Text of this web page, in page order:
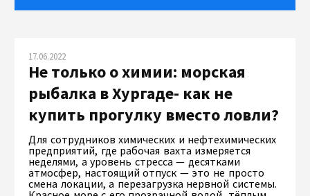
17.06.2022
Не только о химии: морская
рыбалка в Хургаде- как не
купить прогулку вместо ловли?
Для сотрудников химических и нефтехимических
предприятий, где рабочая вахта измеряется
неделями, а уровень стресса — десятками
атмосфер, настоящий отпуск — это не просто
смена локации, а перезагрузка нервной системы.